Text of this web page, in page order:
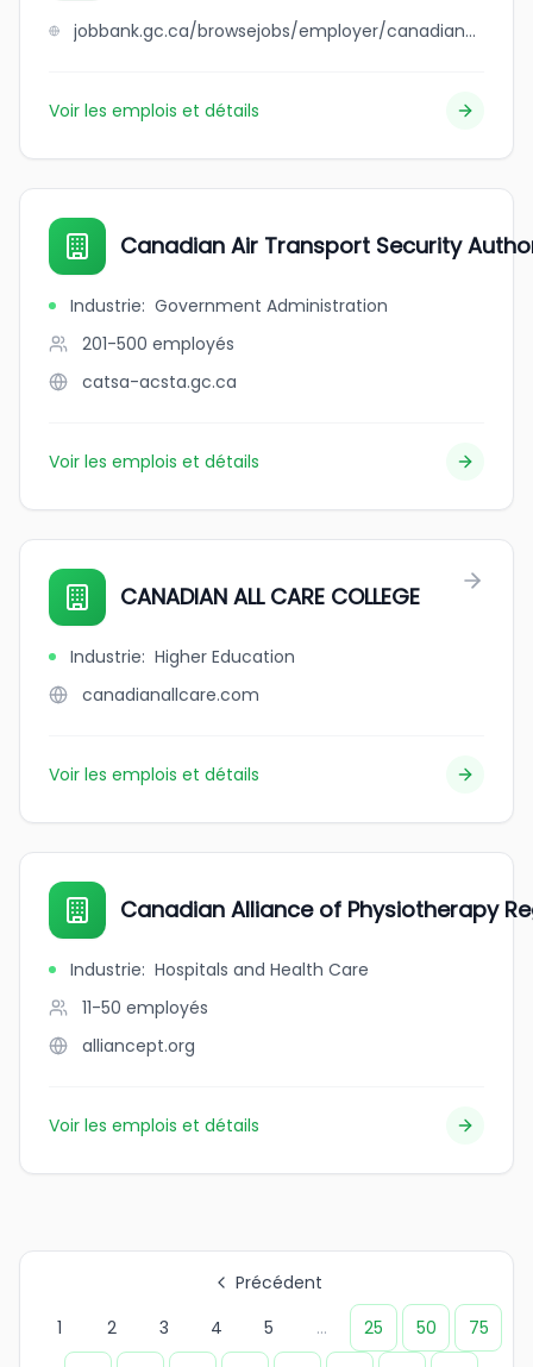
jobbank.gc.ca/browsejobs/employer/canadian+air+transport+security+authority/ca
Voir les emplois et détails
Canadian Air Transport Security
Industrie: Government Administration
201-500 employés
catsa-acsta.gc.ca
Voir les emplois et détails
CANADIAN ALL CARE COLLEGE
Industrie: Higher Education
canadianallcare.com
Voir les emplois et détails
Canadian Alliance of Physiotherapy
Industrie: Hospitals and Health Care
11-50 employés
alliancept.org
Voir les emplois et détails
Précédent
1
2 3 4 5 ... 25 50
75